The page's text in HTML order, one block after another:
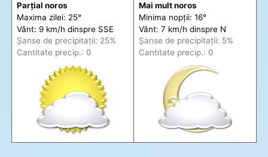
Parțial noros
Maxima zilei: 25°
Vânt: 9 km/h dinspre SSE
Șanse de precipitații: 25%
Cantitate precip.: 0
Mai mult noros
Minima nopții: 16°
Vânt: 7 km/h dinspre N
Șanse de precipitații: 5%
Cantitate precip.: 0